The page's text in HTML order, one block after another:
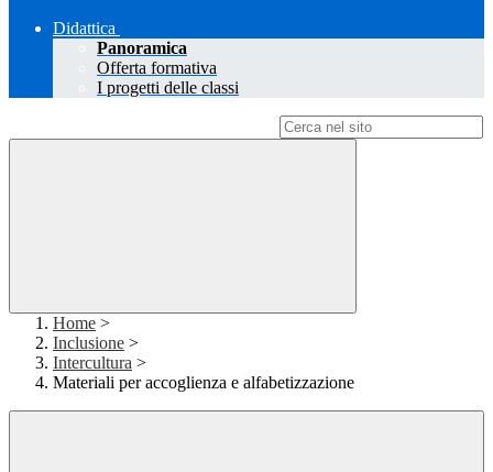
Didattica
Panoramica
Offerta formativa
I progetti delle classi
Home >
Inclusione >
Intercultura >
Materiali per accoglienza e alfabetizzazione